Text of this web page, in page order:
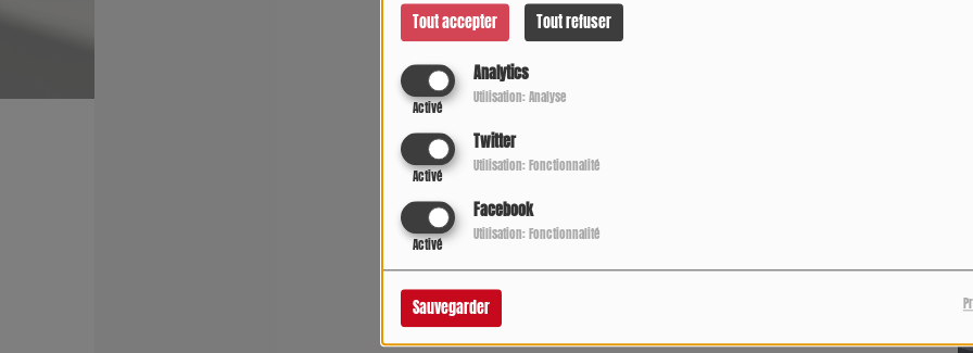
Tout accepter Tout refuser
Analytics
Activé
Utilisation: Analyse
Twitter
Activé
Utilisation: Fonctionnalité
Facebook
Activé
Utilisation: Fonctionnalité
Sauvegarder